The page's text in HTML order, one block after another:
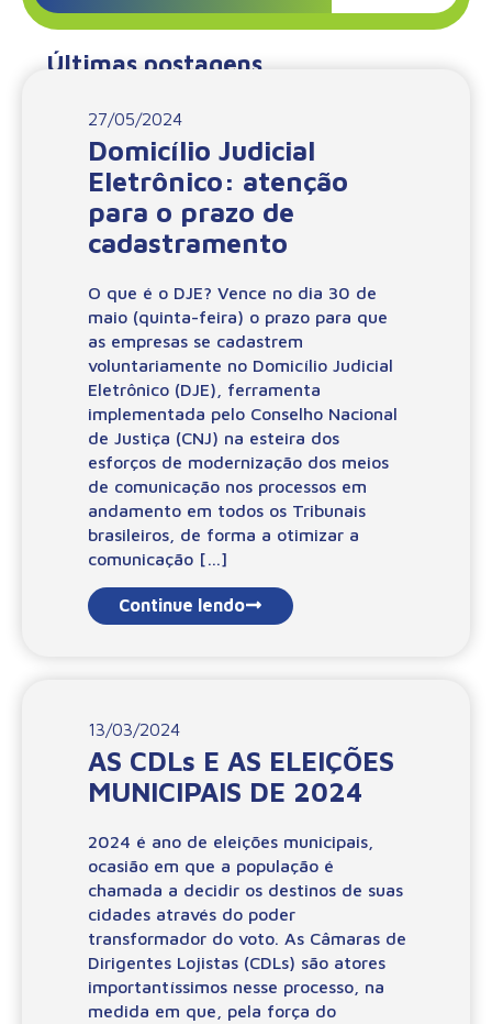
Últimas postagens
27/05/2024
Domicílio Judicial
Eletrônico: atenção
para o prazo de
cadastramento
O que é o DJE? Vence no dia 30 de
maio (quinta-feira) o prazo para que
as empresas se cadastrem
voluntariamente no Domicílio Judicial
Eletrônico (DJE), ferramenta
implementada pelo Conselho Nacional
de Justiça (CNJ) na esteira dos
esforços de modernização dos meios
de comunicação nos processos em
andamento em todos os Tribunais
brasileiros, de forma a otimizar a
comunicação […]
Continue lendo
13/03/2024
AS CDLs E AS ELEIÇÕES
MUNICIPAIS DE 2024
2024 é ano de eleições municipais,
ocasião em que a população é
chamada a decidir os destinos de suas
cidades através do poder
transformador do voto. As Câmaras de
Dirigentes Lojistas (CDLs) são atores
importantíssimos nesse processo, na
medida em que, pela força do